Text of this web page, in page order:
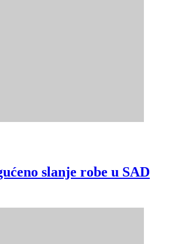
slanje robe u SAD